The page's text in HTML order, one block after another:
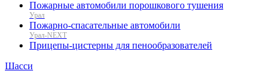
Пожарные автомобили порошкового тушения
Урал
Пожарно-спасательные автомобили
Урал-NEXT
Прицепы-цистерны для пенообразователей
Шасси